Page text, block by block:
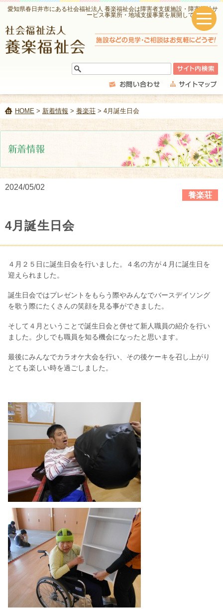
愛知県春日井市にある社会福祉法人 養楽福祉会は障害者支援施設・障害福祉サ
ービス事業所・地域支援事業を展開しています。
HOME > 新着情報 > 養楽荘 > 4月誕生日会
2024/05/02
養楽荘
4月誕生日会
４月２５日に誕生日会を行いました。４名の方が４月に誕生日を
迎えられました。
誕生日会ではプレゼントをもらう際やみんなでバースデイソング
を歌う際にたくさんの笑顔を見る事ができました。
そして４月ということで誕生日会と併せて新人職員の紹介を行い
ました。少しでも職員を知る機会になったと思います。
最後にみんなでカラオケ大会を行い、その後ケーキを召し上がり
とても楽しい時を過ごしました。